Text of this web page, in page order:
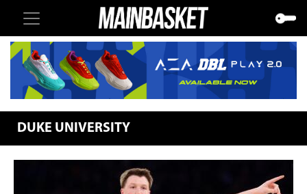
DUKE UNIVERSITY